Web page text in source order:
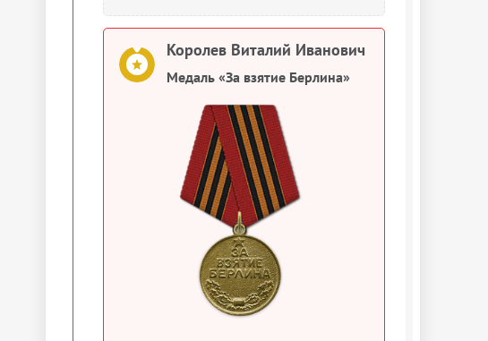
Королев Виталий Иванович
Медаль «За взятие Берлина»